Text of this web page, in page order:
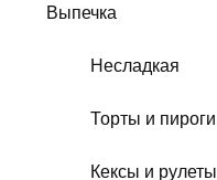
Выпечка
Несладкая
Торты и пироги
Кексы и рулеты